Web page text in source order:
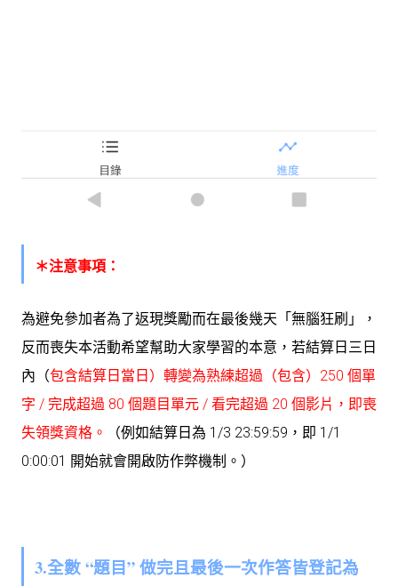
＊注意事項：
為避免參加者為了返現獎勵而在最後幾天「無腦狂刷」，
反而喪失本活動希望幫助大家學習的本意，若結算日三日
內（包含結算日當日）轉變為熟練超過（包含）250 個單
字 / 完成超過 80 個題目單元 / 看完超過 20 個影片，即喪
失領獎資格。
（例如結算日為 1/3 23:59:59，即 1/1
0:00:01 開始就會開啟防作弊機制。）
3.全數 “題目” 做完且最後一次作答皆登記為